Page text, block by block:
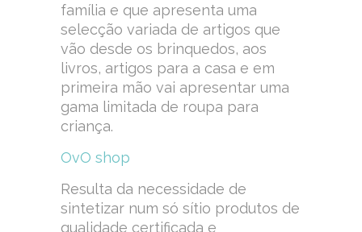
família e que apresenta uma
selecção variada de artigos que
vão desde os brinquedos, aos
livros, artigos para a casa e em
primeira mão vai apresentar uma
gama limitada de roupa para
criança.
OvO shop
Resulta da necessidade de
sintetizar num só sítio produtos de
qualidade certificada e